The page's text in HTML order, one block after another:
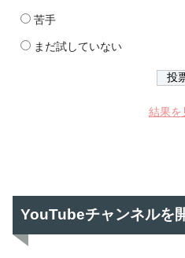
苦手
まだ試していない
結果を
YouTubeチャンネルを